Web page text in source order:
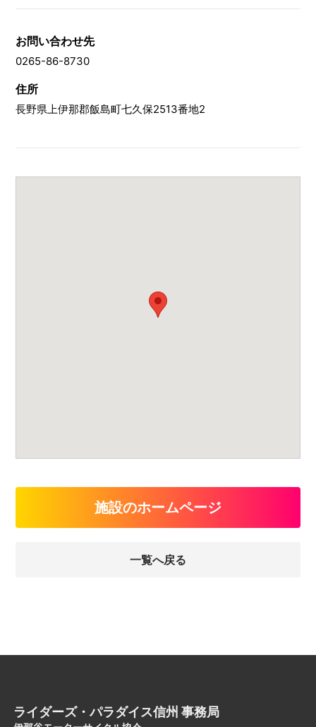
お問い合わせ先
0265-86-8730
住所
長野県上伊那郡飯島町七久保2513番地2
施設のホームページ
一覧へ戻る
ライダーズ・パラダイス信州 事務局